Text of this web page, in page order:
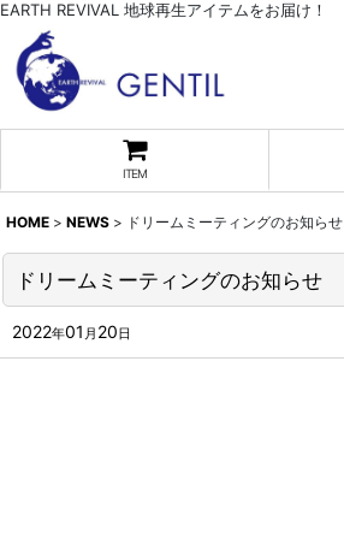
EARTH REVIVAL 地球再生アイテムをお届け！
ITEM
HOME > NEWS > ドリームミーティングのお知らせ
ドリームミーティングのお知らせ
2022年01 月 20 日